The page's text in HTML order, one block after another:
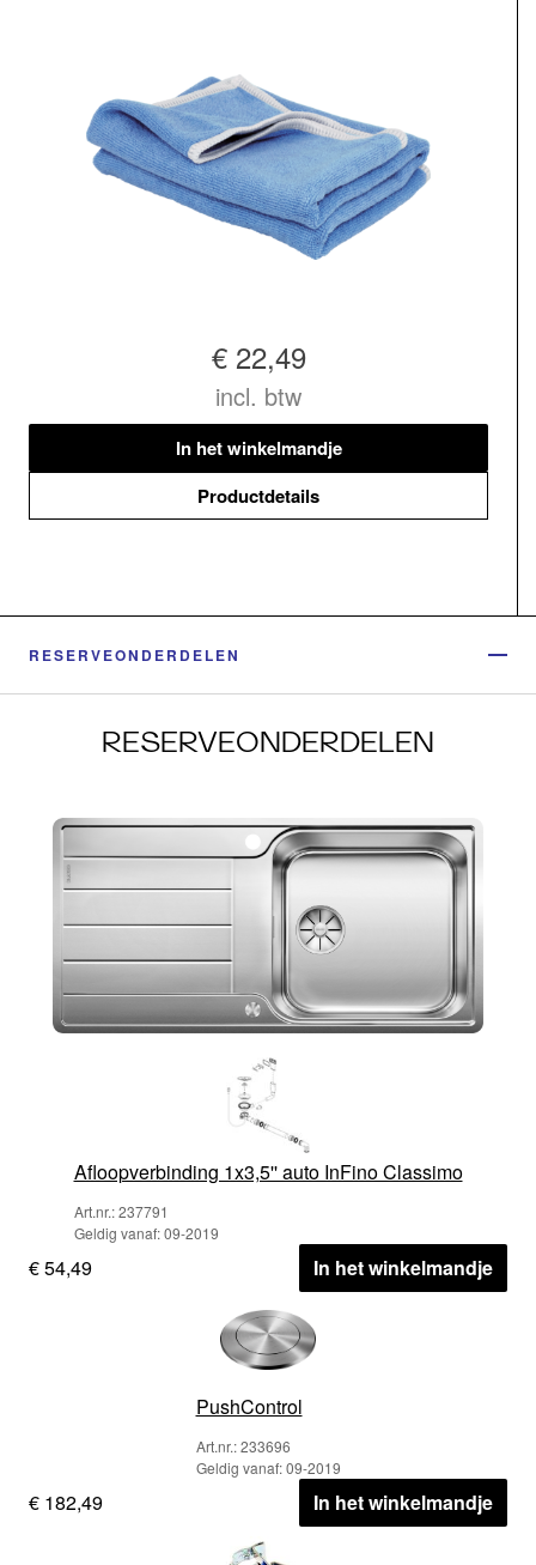
€ 22,49
incl. btw
In het winkelmandje
Productdetails
RESERVEONDERDELEN
RESERVEONDERDELEN
Afloopverbinding 1x3,5'' auto InFino Classimo
Art.nr.: 237791
Geldig vanaf: 09-2019
€ 54,49 In het winkelmandje
PushControl
Art.nr.: 233696
Geldig vanaf: 09-2019
€ 182,49 In het winkelmandje